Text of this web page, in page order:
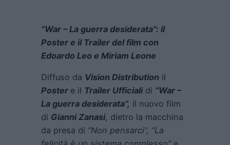
“War – La guerra desiderata”: il
Poster e il Trailer del film con
Edoardo Leo e Miriam Leone
Diffuso da Vision Distribution il
Poster e il Trailer Ufficialidi “War –
La guerra desiderata”, il nuovo film
di Gianni Zanasi, dietro la macchina
da presa di “Non pensarci”, “La